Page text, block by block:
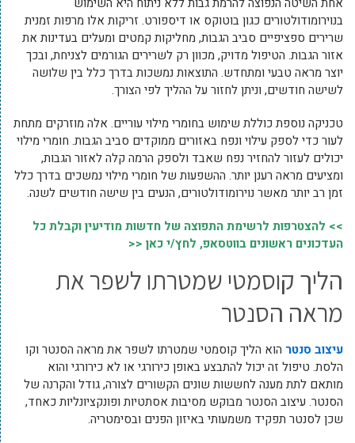
בנוירומודולטורים כגון בוטוקס או דיספורט. זריקות אלו מרפות זמנית
שרירים ספציפיים סביב הגבות, מחליקות קמטים ומעלים בעדינות את
אזור הגבות. הטיפול מדויק, מכוון רק לשרירים הגורמים לצניחת, ובכך
יוצר מראה טבעי ומתחדש. התוצאות נמשכות בדרך כלל בין שלושה
לשישה חודשים, וניתן לחזור על ההליך לפי הצורך.
טכניקה נוספת כוללת שימוש בחומרי מילוי עוריים. אלה מוזרקים מתחת
לעור כדי לספק עילוי ונפח באזורים ממוקדים סביב הגבות. חומרי מילוי
יכולים לעזור להחזיר נפח שאבד ולספק הרמה קלה לאזור הגבות,
ומציעים מראה רענן יותר. ההשפעות של חומרי מילוי נמשכים בדרך כלל
זמן רב יותר מאשר נוירומודולטורים, הנעים בין שישה חודשים לשנה.
>> להצטרפות לרשימת התפוצה של חדשות מודיעין וקבלת כל
העדכונים ראשונים בווטסאפ, לחץ/י כאן <<
הליך קוסמטי שמטרתו לשפר את
מראה הסנטר
עיצוב סנטר הוא הליך קוסמטי שמטרתו לשפר את מראה הסנטר וקו
הלסת. טיפול זה יכול להתבצע באופן כירורגי או לא כירורגי והוא
מותאם לתת מענה לחששות שונים הקשורים לצורה, גודל והקרנה של
הסנטר. עיצוב הסנטר מבוקש מסיבות אסתטיות ופונקציונליות כאחד,
שכן לסנטר תפקיד משמעותי באיזון הפנים ובסימטריה.